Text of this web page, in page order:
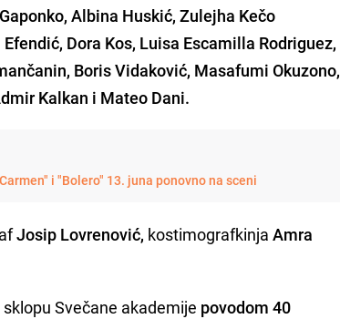
Albina Huskić, Zulejha Kečo
Dora Kos, Luisa Escamilla Rodriguez,
Boris Vidaković, Masafumi Okuzono,
Kalkan i Mateo Dani.
i "Bolero" 13. juna ponovno na sceni
Josip Lovrenović, kostimografkinjaAmra
Svečane akademije povodom 40